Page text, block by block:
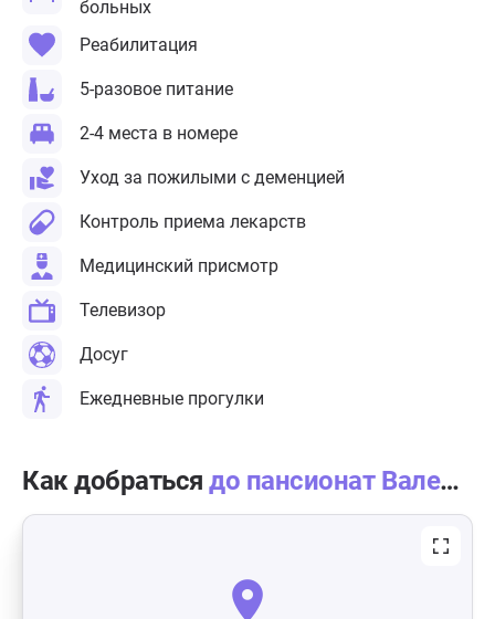
больных
Реабилитация
5-разовое питание
2-4 места в номере
Уход за пожилыми с деменцией
Контроль приема лекарств
Медицинский присмотр
Телевизор
Досуг
Ежедневные прогулки
Как добратьсядо пансионат Валентина в Синьково